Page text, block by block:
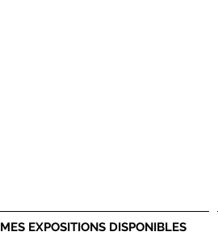
MES EXPOSITIONS DISPONIBLES